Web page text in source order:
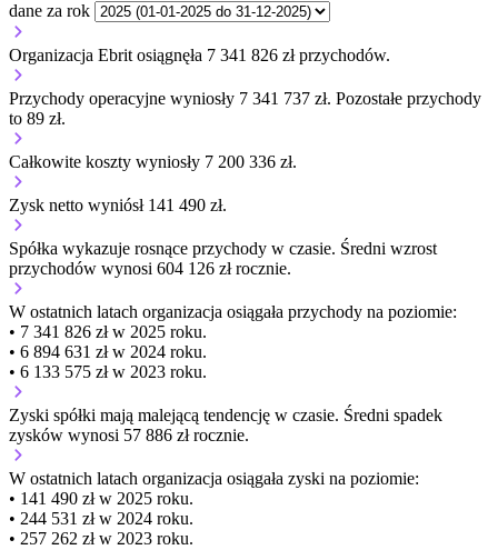
dane za rok
Organizacja Ebrit osiągnęła 7 341 826 zł przychodów.
Przychody operacyjne wyniosły 7 341 737 zł. Pozostałe przychody
to 89 zł.
Całkowite koszty wyniosły 7 200 336 zł.
Zysk netto wyniósł 141 490 zł.
Spółka wykazuje rosnące przychody w czasie. Średni wzrost
przychodów wynosi 604 126 zł rocznie.
W ostatnich latach organizacja osiągała przychody na poziomie:
• 7 341 826 zł w 2025 roku.
• 6 894 631 zł w 2024 roku.
• 6 133 575 zł w 2023 roku.
Zyski spółki mają malejącą tendencję w czasie. Średni spadek
zysków wynosi 57 886 zł rocznie.
W ostatnich latach organizacja osiągała zyski na poziomie:
• 141 490 zł w 2025 roku.
• 244 531 zł w 2024 roku.
• 257 262 zł w 2023 roku.